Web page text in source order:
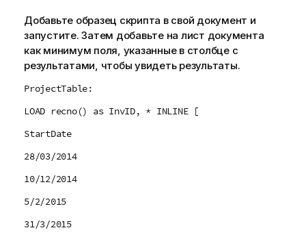
Добавьте образец скрипта в свой документ и
запустите. Затем добавьте на лист документа
как минимум поля, указанные в столбце с
результатами, чтобы увидеть результаты.
ProjectTable:
LOAD recno() as InvID, * INLINE [
StartDate
28/03/2014
10/12/2014
5/2/2015
31/3/2015